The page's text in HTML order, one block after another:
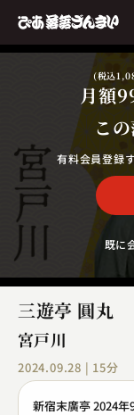
月額
(税込
こ
有料会員登録
既に
三遊亭 圓丸
宮戸川
2024.09.28 | 15分
新宿末廣亭 2024年